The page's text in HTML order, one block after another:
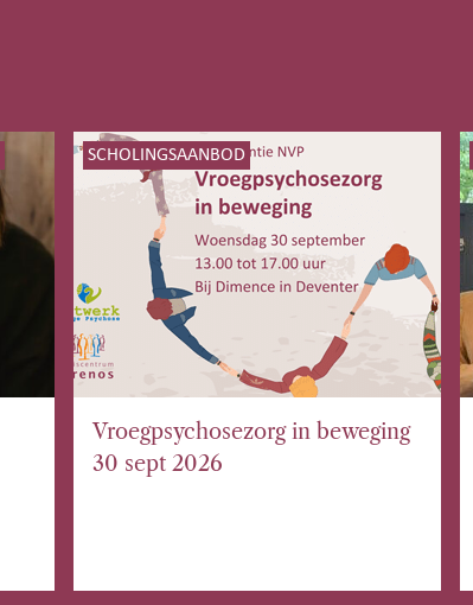
SCHOLINGSAANBOD
Vroegpsychosezorg in beweging
30 sept 2026